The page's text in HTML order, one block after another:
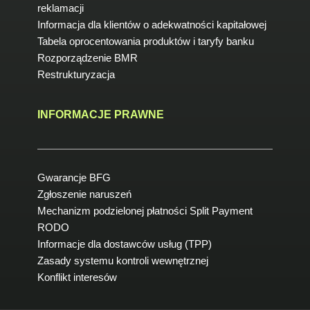
reklamacji
Informacja dla klientów o adekwatności kapitałowej
Tabela oprocentowania produktów i taryfy banku
Rozporządzenie BMR
Restrukturyzacja
INFORMACJE PRAWNE
Gwarancje BFG
Zgłoszenie naruszeń
Mechanizm podzielonej płatności Split Payment
RODO
Informacje dla dostawców usług (TPP)
Zasady systemu kontroli wewnętrznej
Konflikt interesów